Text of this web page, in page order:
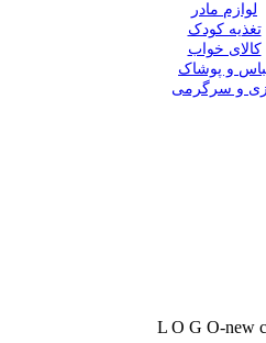
لوازم مادر
تغذیه کودک
کالای خواب
و پوشاک
و سرگرمی